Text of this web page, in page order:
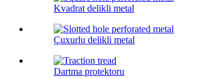
Kvadrat delikli metal
Çuxurlu delikli metal
Dartma protektoru